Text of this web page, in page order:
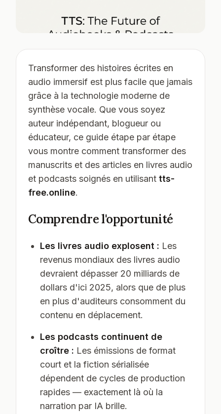
Transformer des histoires écrites en
audio immersif est plus facile que jamais
grâce à la technologie moderne de
synthèse vocale. Que vous soyez
auteur indépendant, blogueur ou
éducateur, ce guide étape par étape
vous montre comment transformer des
manuscrits et des articles en livres audio
et podcasts soignés en utilisant tts-
free.online.
Comprendre l'opportunité
Les livres audio explosent : Les
revenus mondiaux des livres audio
devraient dépasser 20 milliards de
dollars d'ici 2025, alors que de plus
en plus d'auditeurs consomment du
contenu en déplacement.
Les podcasts continuent de
croître : Les émissions de format
court et la fiction sérialisée
dépendent de cycles de production
rapides — exactement là où la
narration par IA brille.